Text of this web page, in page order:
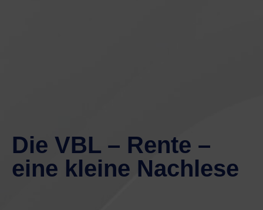
Die VBL – Rente –
eine kleine Nachlese